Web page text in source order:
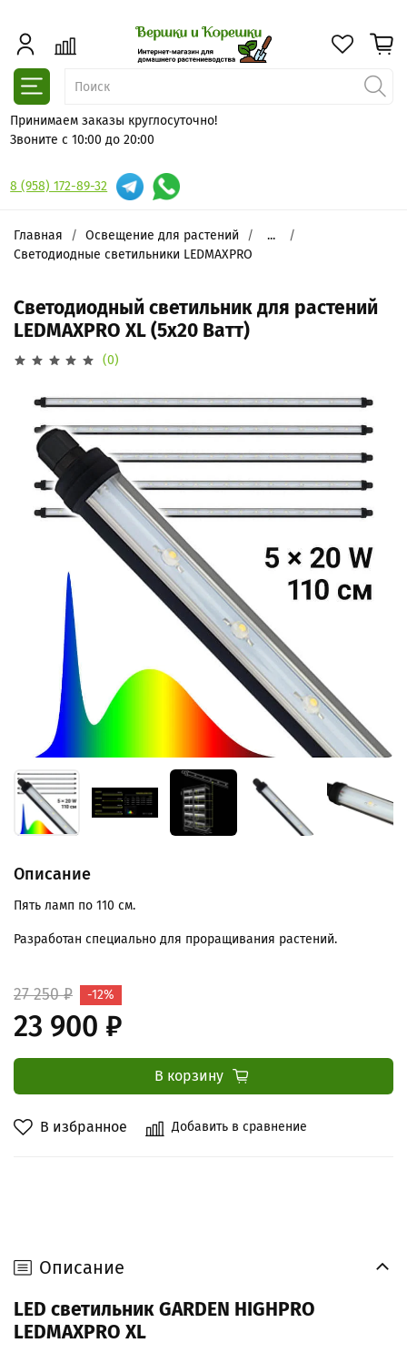
Принимаем заказы круглосуточно!
Звоните с 10:00 до 20:00
8 (958) 172-89-32
Главная Освещение для растений
...
Светодиодные светильники LEDMAXPRO
Светодиодный светильник для растений
LEDMAXPRO XL (5x20 Ватт)
(0)
В избранное Добавить в сравнение
Описание
Пять ламп по 110 см.
Разработан специально для проращивания растений.
27 250 ₽
23 900 ₽
-12%
В корзину
Описание
LED светильникGARDEN HIGHPRO
LEDMAXPRO XL